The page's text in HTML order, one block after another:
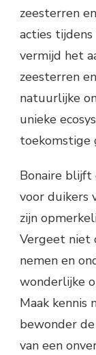
zeesterren
acties
vermijd het
zeesterren
natuurlijke
unieke
toekomstige
Bonaire blijft
voor duikers
zijn
Vergeet niet
nemen en
wonderlijke
Maak kennis
bewonder
van een